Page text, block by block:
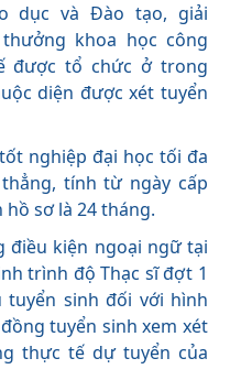
dục và Đào tạo, giải
khoa học công
được tổ chức ở trong
diện được xét tuyển
nghiệp đại học tối đa
tính từ ngày cấp
sơ là 24 tháng.
điều kiện ngoại ngữ tại
trình độ Thạc sĩ đợt 1
tuyển sinh đối với hình
tuyển sinh xem xét
thực tế dự tuyển của